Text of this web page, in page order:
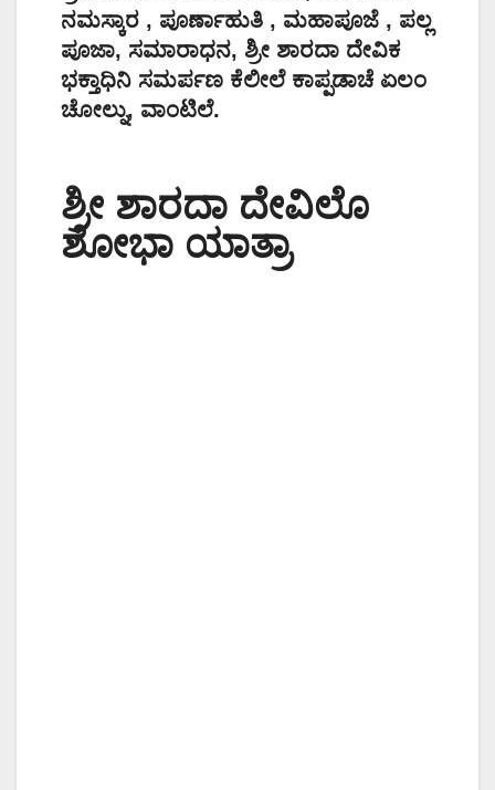
ನಮಸ್ಕಾರ , ಪೂರ್ಣಾಹುತಿ , ಮಹಾಪೂಜೆ , ಪಲ್ಲ
ಪೂಜಾ, ಸಮಾರಾಧನ, ಶ್ರೀ ಶಾರದಾ ದೇವಿಕ
ಭಕ್ತಾಧಿನಿ ಸಮರ್ಪಣ ಕೆಲೀಲೆ ಕಾಪ್ಪಡಾಚೆ ಏಲಂ
ಚೋಲ್ನು, ವಾಂಟಿಲೆ.
ಶ್ರೀ ಶಾರದಾ ದೇವಿಲೊ
ಶೋಭಾ ಯಾತ್ರಾ